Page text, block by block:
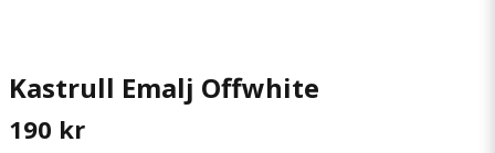
Kastrull Emalj Offwhite
190 kr